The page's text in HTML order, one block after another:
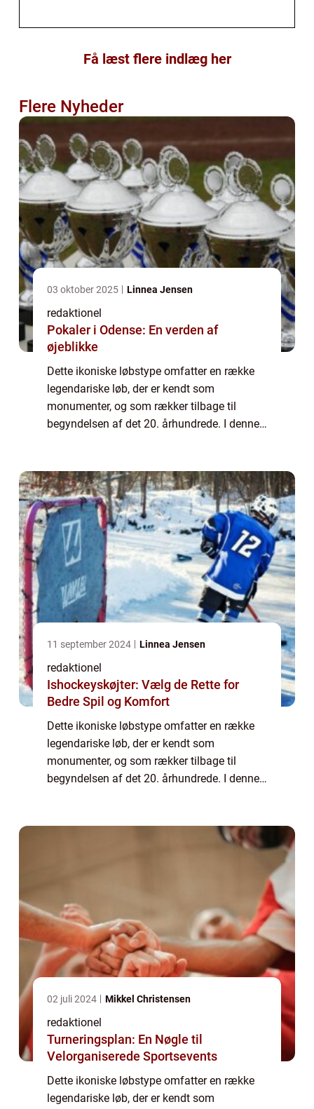
Få læst flere indlæg her
Flere Nyheder
03 oktober 2025 Linnea Jensen
redaktionel
Pokaler i Odense: En verden af
øjeblikke
Dette ikoniske løbstype omfatter en række
legendariske løb, der er kendt som
monumenter, og som rækker tilbage til
begyndelsen af det 20. århundrede. I denne
dykke ned i, hvad ...
11 september 2024 Linnea Jensen
redaktionel
Ishockeyskøjter: Vælg de Rette for
Bedre Spil og Komfort
Dette ikoniske løbstype omfatter en række
legendariske løb, der er kendt som
monumenter, og som rækker tilbage til
begyndelsen af det 20. århundrede. I denne
02 juli 2024 Mikkel Christensen
redaktionel
Turneringsplan: En Nøgle til
Velorganiserede Sportsevents
Dette ikoniske løbstype omfatter en række
legendariske løb, der er kendt som